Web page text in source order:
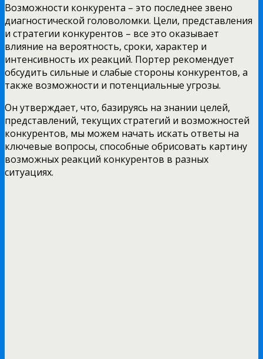
Возможности конкурента – это последнее звено
диагностической головоломки. Цели, представления
и стратегии конкурентов – все это оказывает
влияние на вероятность, сроки, характер и
интенсивность их реакций. Портер рекомендует
обсудить сильные и слабые стороны конкурентов, а
также возможности и потенциальные угрозы.
Он утверждает, что, базируясь на знании целей,
представлений, текущих стратегий и возможностей
конкурентов, мы можем начать искать ответы на
ключевые вопросы, способные обрисовать картину
возможных реакций конкурентов в разных
ситуациях.